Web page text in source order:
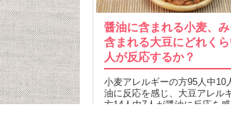
醤油に含まれる小麦、
含まれる大豆にどれく
人が反応するか？
小麦アレルギーの方95人中10
油に反応を感じ、大豆アレル
方14人中7人が醤油に反応を感